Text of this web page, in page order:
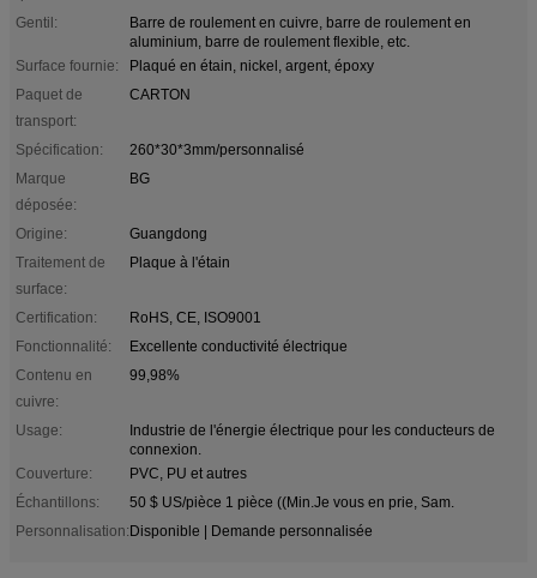
Gentil:
Barre de roulement en cuivre, barre de roulement en
aluminium, barre de roulement flexible, etc.
Surface fournie:
Plaqué en étain, nickel, argent, époxy
Paquet de
transport:
CARTON
Spécification:
260*30*3mm/personnalisé
Marque
déposée:
BG
Origine:
Guangdong
Traitement de
surface:
Plaque à l'étain
Certification:
RoHS, CE, ISO9001
Fonctionnalité:
Excellente conductivité électrique
Contenu en
cuivre:
99,98%
Usage:
Industrie de l'énergie électrique pour les conducteurs de
connexion.
Couverture:
PVC, PU et autres
Échantillons:
50 $ US/pièce 1 pièce ((Min.Je vous en prie, Sam.
Personnalisation:Disponible | Demande personnalisée